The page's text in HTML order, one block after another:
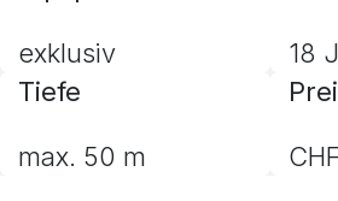
exklusiv
18
Tiefe
max. 50 m